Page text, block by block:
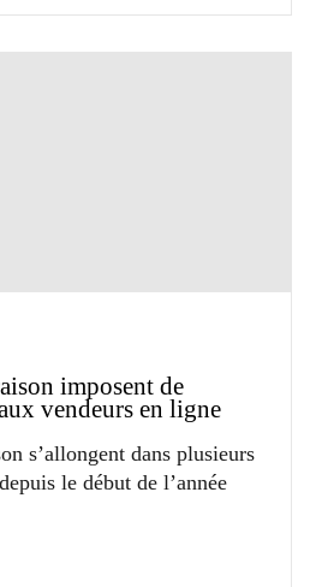
imposent de
vendeurs en ligne
s’allongent dans plusieurs
le début de l’année